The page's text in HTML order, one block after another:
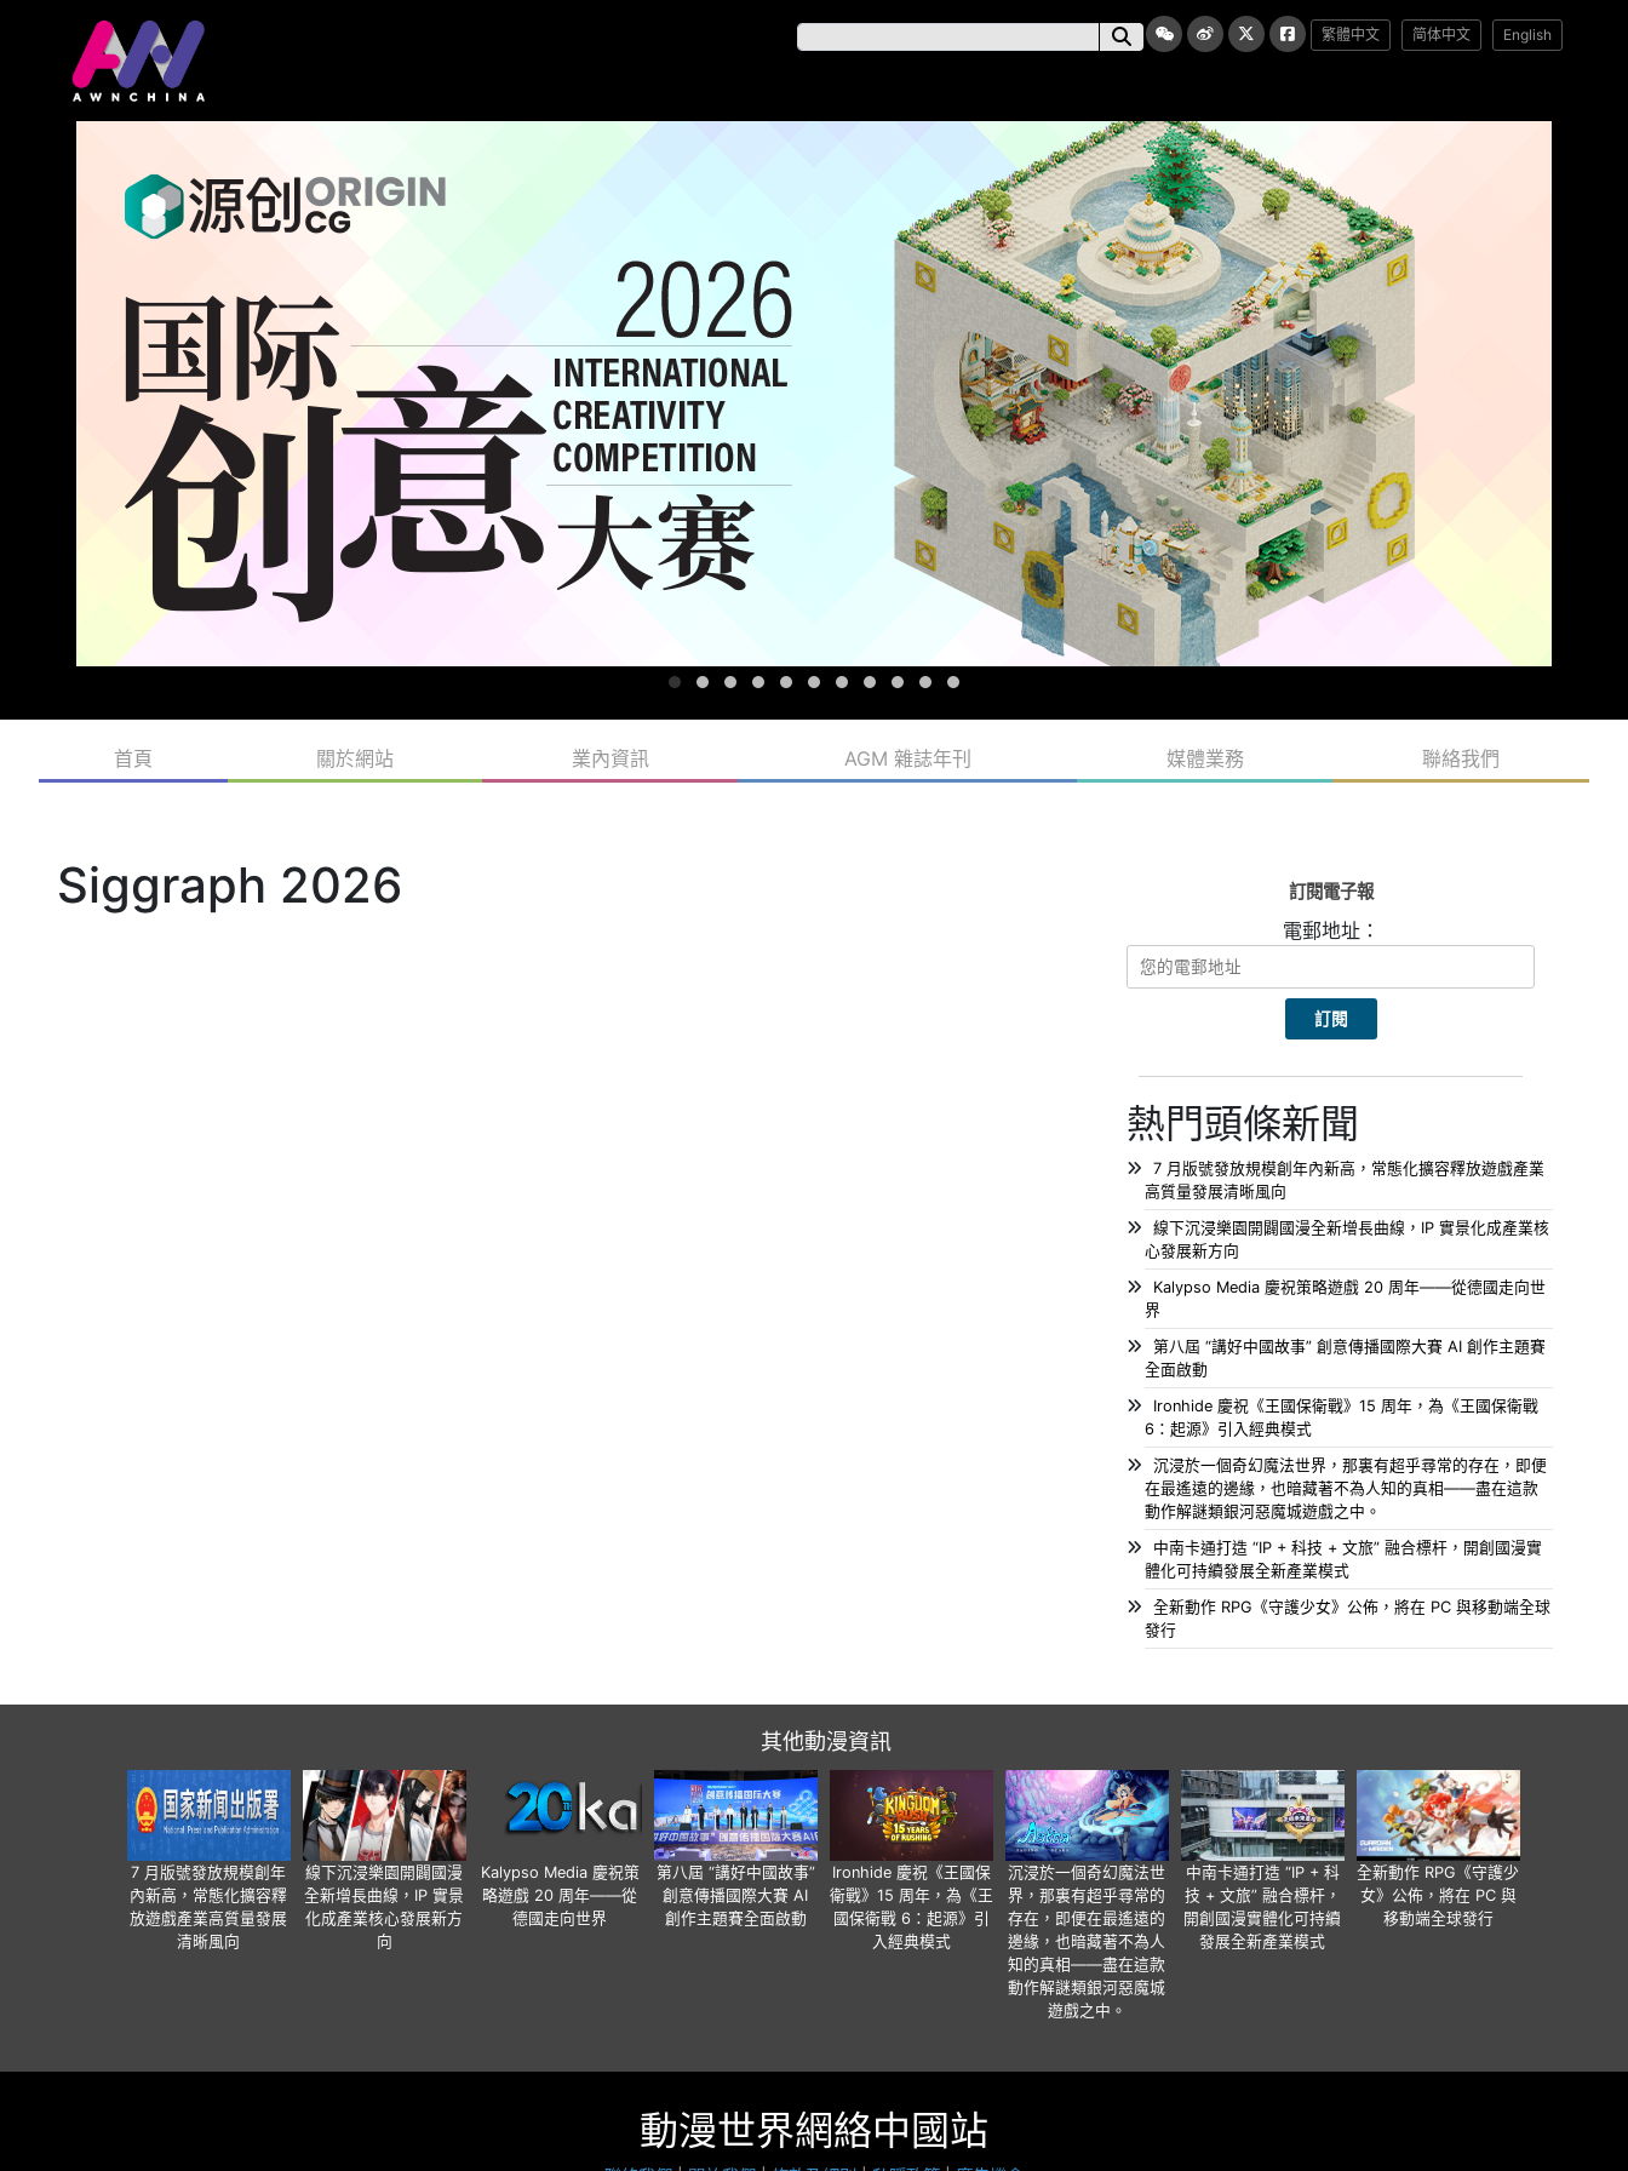
繁體中文 简体中文 English
首頁 關於網站 業內資訊 AGM 雜誌年刊 媒體業務 聯絡我們
Siggraph 2026 訂閱電子報
電郵地址：
熱門頭條新聞
7 月版號發放規模創年內新高，常態化擴容釋放遊戲產業
高質量發展清晰風向
線下沉浸樂園開闢國漫全新增長曲線，IP 實景化成產業核
心發展新方向
Kalypso Media 慶祝策略遊戲 20 周年——從德國走向世
界
第八屆 “講好中國故事” 創意傳播國際大賽 AI 創作主題賽
全面啟動
Ironhide 慶祝《王國保衛戰》15 周年，為《王國保衛戰
6：起源》引入經典模式
沉浸於一個奇幻魔法世界，那裏有超乎尋常的存在，即便
在最遙遠的邊緣，也暗藏著不為人知的真相——盡在這款
動作解謎類銀河惡魔城遊戲之中。
中南卡通打造 “IP + 科技 + 文旅” 融合標杆，開創國漫實
體化可持續發展全新產業模式
全新動作 RPG《守護少女》公佈，將在 PC 與移動端全球
發行
其他動漫資訊
7 月版號發放規模創年
內新高，常態化擴容釋
放遊戲產業高質量發展
清晰風向
線下沉浸樂園開闢國漫
全新增長曲線，IP 實景
化成產業核心發展新方
向
Kalypso Media 慶祝策
略遊戲 20 周年——從
德國走向世界
第八屆 “講好中國故事”
創意傳播國際大賽 AI
創作主題賽全面啟動
Ironhide 慶祝《王國保
衛戰》15 周年，為《王
國保衛戰 6：起源》引
入經典模式
沉浸於一個奇幻魔法世
界，那裏有超乎尋常的
存在，即便在最遙遠的
邊緣，也暗藏著不為人
知的真相——盡在這款
動作解謎類銀河惡魔城
遊戲之中。
中南卡通打造 “IP + 科
技 + 文旅” 融合標杆，
開創國漫實體化可持續
發展全新產業模式
全新動作 RPG《守護少
女》公佈，將在 PC 與
移動端全球發行
動漫世界網絡中國站